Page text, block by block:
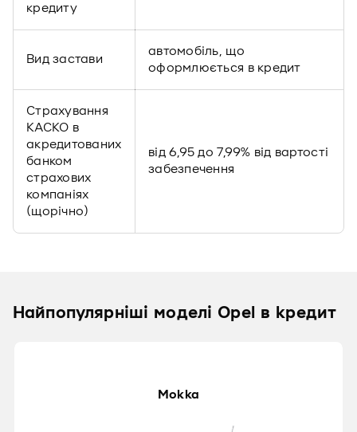
кредиту
Вид застави
автомобіль, що
оформлюється в кредит
Страхування
КАСКО в
акредитованих
банком
страхових
компаніях
(щорічно)
від 6,95 до 7,99% від вартості
забезпечення
Найпопулярніші моделі Opel в кредит
Mokka